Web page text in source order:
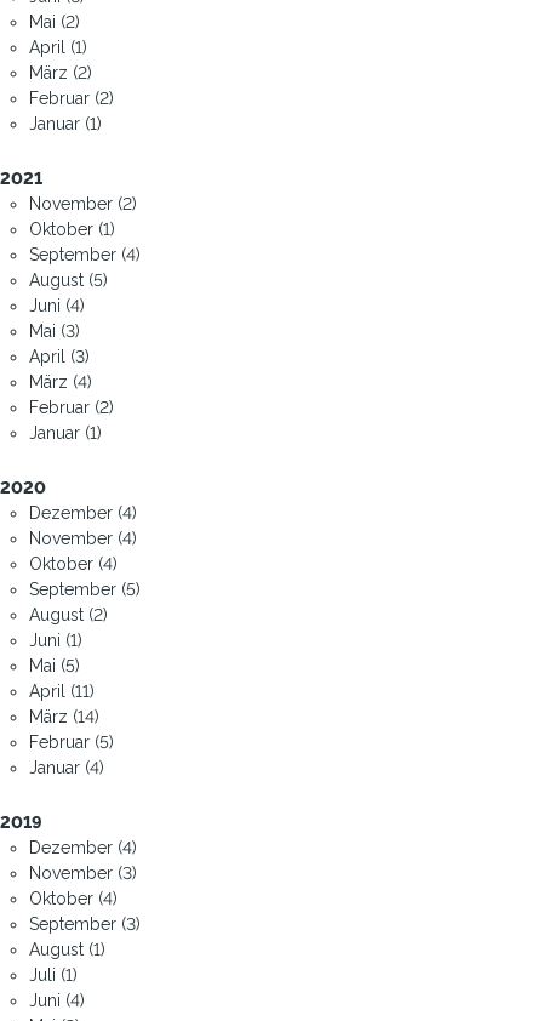
Mai (2)
April (1)
März (2)
Februar (2)
Januar (1)
2021
November (2)
Oktober (1)
September (4)
August (5)
Juni (4)
Mai (3)
April (3)
März (4)
Februar (2)
Januar (1)
2020
Dezember (4)
November (4)
Oktober (4)
September (5)
August (2)
Juni (1)
Mai (5)
April (11)
März (14)
Februar (5)
Januar (4)
2019
Dezember (4)
November (3)
Oktober (4)
September (3)
August (1)
Juli (1)
Juni (4)